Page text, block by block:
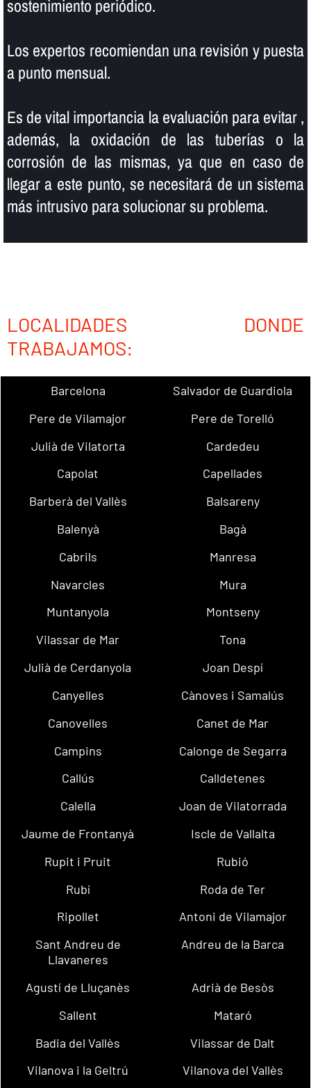
sostenimiento periódico.
Los expertos recomiendan una revisión y puesta
a punto mensual.
Es de vital importancia la evaluación para evitar ,
además, la oxidación de las tuberí­as o la
corrosión de las mismas, ya que en caso de
llegar a este punto, se necesitará de un sistema
más intrusivo para solucionar su problema.
LOCALIDADES DONDE
TRABAJAMOS:
Barcelona
Salvador de Guardiola
Pere de Vilamajor
Pere de Torelló
Julià de Vilatorta
Cardedeu
Capolat
Capellades
Barberà del Vallès
Balsareny
Balenyà
Bagà
Cabrils
Manresa
Navarcles
Mura
Muntanyola
Montseny
Vilassar de Mar
Tona
Julià de Cerdanyola
Joan Despí
Canyelles
Cànoves i Samalús
Canovelles
Canet de Mar
Campins
Calonge de Segarra
Callús
Calldetenes
Calella
Joan de Vilatorrada
Jaume de Frontanyà
Iscle de Vallalta
Rupit i Pruit
Rubió
Rubí
Roda de Ter
Ripollet
Antoni de Vilamajor
Sant Andreu de
Llavaneres
Andreu de la Barca
Agustí de Lluçanès
Adrià de Besòs
Sallent
Mataró
Badia del Vallès
Vilassar de Dalt
Vilanova i la Geltrú
Vilanova del Vallès